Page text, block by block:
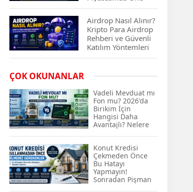
Çıkan Projeler
Airdrop Nasıl Alınır?
Kripto Para Airdrop
Rehberi ve Güvenli
Katılım Yöntemleri
Hangi Piyasa Sizin
İçin Daha Uygun?
ABD-İran Anlaşması
Sonrası Altın Rekora
Koştu, Petrol
Fiyatları Sert Düştü
Temmuz 2026 Maaş
Zammı Netleşiyor!
Memur, Emekli ve
ÇOK OKUNANLAR
Vadeli Mevduat mı
Fon mu? 2026'da
Birikim İçin
Hangisi Daha
Avantajlı? Nelere
Konut Kredisi
Çekmeden Önce
Bu Hatayı
Yapmayın!
Sonradan Pişman